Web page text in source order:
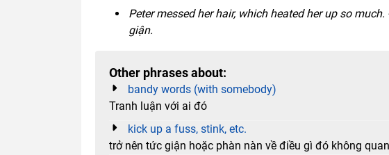
Peter messed her hair, which heated her up so
giận.
Other phrases about:
bandy words (with somebody)
Tranh luận với ai đó
kick up a fuss, stink, etc.
trở nên tức giận hoặc phàn nàn về điều gì đó không